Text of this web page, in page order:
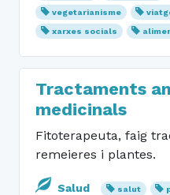
vegetarianisme
xarxes socials
Tractaments
medicinals
Fitoterapeuta, faig
remeieres i plantes.
Salud salut